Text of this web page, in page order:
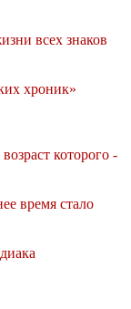
всех знаков
хроник»
которого -
время стало